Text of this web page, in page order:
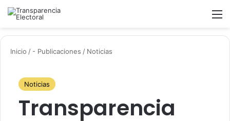
Inicio / - Publicaciones / Noticias
Noticias
Transparencia